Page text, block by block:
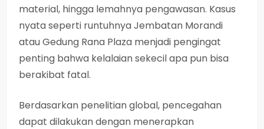
material, hingga lemahnya pengawasan. Kasus
nyata seperti runtuhnya Jembatan Morandi
atau Gedung Rana Plaza menjadi pengingat
penting bahwa kelalaian sekecil apa pun bisa
berakibat fatal.
Berdasarkan penelitian global, pencegahan
dapat dilakukan dengan menerapkan